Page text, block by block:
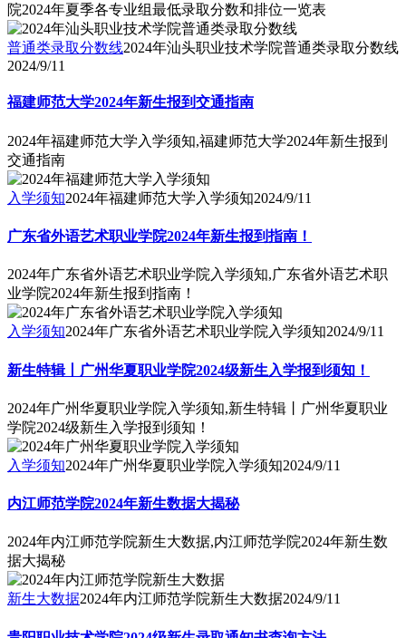
院2024年夏季各专业组最低录取分数和排位一览表
普通类录取分数线2024年汕头职业技术学院普通类录取分数线
2024/9/11
福建师范大学2024年新生报到交通指南
2024年福建师范大学入学须知,福建师范大学2024年新生报到
交通指南
入学须知2024年福建师范大学入学须知2024/9/11
广东省外语艺术职业学院2024年新生报到指南！
2024年广东省外语艺术职业学院入学须知,广东省外语艺术职
业学院2024年新生报到指南！
入学须知2024年广东省外语艺术职业学院入学须知2024/9/11
新生特辑丨广州华夏职业学院2024级新生入学报到须知！
2024年广州华夏职业学院入学须知,新生特辑丨广州华夏职业
学院2024级新生入学报到须知！
入学须知2024年广州华夏职业学院入学须知2024/9/11
内江师范学院2024年新生数据大揭秘
2024年内江师范学院新生大数据,内江师范学院2024年新生数
据大揭秘
新生大数据2024年内江师范学院新生大数据2024/9/11